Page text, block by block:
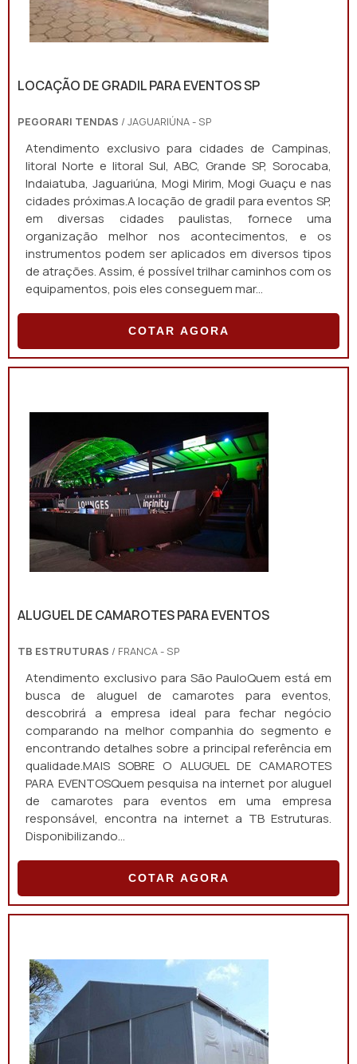
LOCAÇÃO DE GRADIL PARA EVENTOS SP
PEGORARI TENDAS / JAGUARIÚNA - SP
Atendimento exclusivo para cidades de Campinas,
litoral Norte e litoral Sul, ABC, Grande SP, Sorocaba,
Indaiatuba, Jaguariúna, Mogi Mirim, Mogi Guaçu e nas
cidades próximas.A locação de gradil para eventos SP,
em diversas cidades paulistas, fornece uma
organização melhor nos acontecimentos, e os
instrumentos podem ser aplicados em diversos tipos
de atrações. Assim, é possível trilhar caminhos com os
equipamentos, pois eles conseguem mar...
COTAR AGORA
ALUGUEL DE CAMAROTES PARA EVENTOS
TB ESTRUTURAS / FRANCA - SP
Atendimento exclusivo para São PauloQuem está em
busca de aluguel de camarotes para eventos,
descobrirá a empresa ideal para fechar negócio
comparando na melhor companhia do segmento e
encontrando detalhes sobre a principal referência em
qualidade.MAIS SOBRE O ALUGUEL DE CAMAROTES
PARA EVENTOSQuem pesquisa na internet por aluguel
de camarotes para eventos em uma empresa
responsável, encontra na internet a TB Estruturas.
Disponibilizando...
COTAR AGORA